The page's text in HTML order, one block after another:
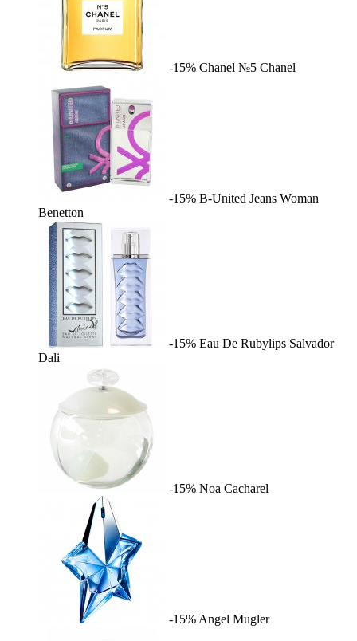
-15% Chanel №5 Chanel
-15% B-United Jeans Woman
Benetton
-15% Eau De Rubylips Salvador
Dali
-15% Noa Cacharel
-15% Angel Mugler